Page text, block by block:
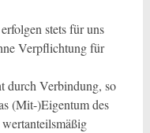
stets für uns
Verpflichtung für
durch Verbindung, so
(Mit-)Eigentum des